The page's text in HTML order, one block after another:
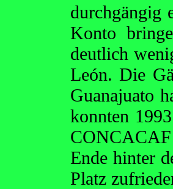
durchgängig
Konto
deutlich
León. Die
Guanajuato
konnten
Ende hinter
Platz